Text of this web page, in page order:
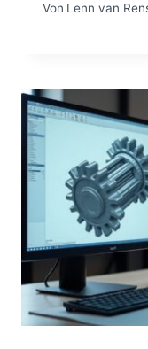
Von Lenn van